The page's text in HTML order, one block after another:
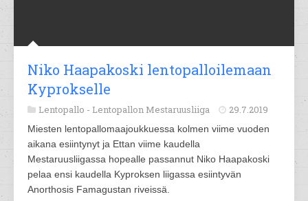
Niko Haapakoski lentopalloilemaan
Kyprokselle
Lentopallo - Lentopallon Mestaruusliiga 29.7.2019
Miesten lentopallomaajoukkuessa kolmen viime vuoden
aikana esiintynyt ja Ettan viime kaudella
Mestaruusliigassa hopealle passannut Niko Haapakoski
pelaa ensi kaudella Kyproksen liigassa esiintyvän
Anorthosis Famagustan riveissä.